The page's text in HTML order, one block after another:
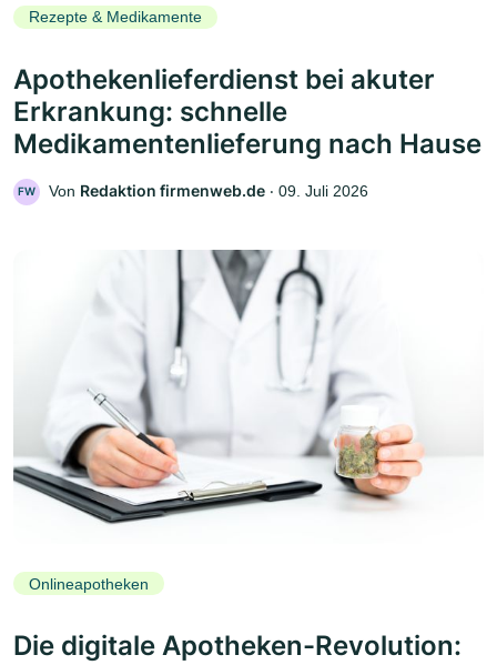
Rezepte & Medikamente
Apothekenlieferdienst bei akuter
Erkrankung: schnelle
Medikamentenlieferung nach Hause
FW Von Redaktion firmenweb.de ‧ 09. Juli 2026
Onlineapotheken
Die digitale Apotheken-Revolution: